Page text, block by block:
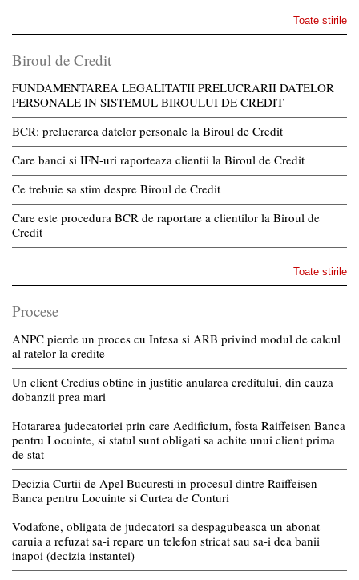
Toate stirile
Biroul de Credit
FUNDAMENTAREA LEGALITATII PRELUCRARII DATELOR
PERSONALE IN SISTEMUL BIROULUI DE CREDIT
BCR: prelucrarea datelor personale la Biroul de Credit
Care banci si IFN-uri raporteaza clientii la Biroul de Credit
Ce trebuie sa stim despre Biroul de Credit
Care este procedura BCR de raportare a clientilor la Biroul de
Credit
Toate stirile
Procese
ANPC pierde un proces cu Intesa si ARB privind modul de calcul
al ratelor la credite
Un client Credius obtine in justitie anularea creditului, din cauza
dobanzii prea mari
Hotararea judecatoriei prin care Aedificium, fosta Raiffeisen Banca
pentru Locuinte, si statul sunt obligati sa achite unui client prima
de stat
Decizia Curtii de Apel Bucuresti in procesul dintre Raiffeisen
Banca pentru Locuinte si Curtea de Conturi
Vodafone, obligata de judecatori sa despagubeasca un abonat
caruia a refuzat sa-i repare un telefon stricat sau sa-i dea banii
inapoi (decizia instantei)